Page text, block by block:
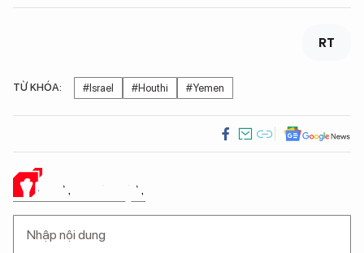
RT
TỪ KHÓA: #Israel #Houthi #Yemen
Ý KIẾN CỦA BẠN